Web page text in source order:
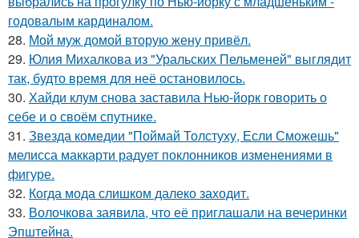
годовалым кардиналом.
28. Мой муж домой вторую жену привёл.
29. Юлия Михалкова из "Уральских Пельменей" выглядит
так, будто время для неё остановилось.
30. Хайди клум снова заставила Нью-йорк говорить о
себе и о своём спутнике.
31. Звезда комедии "Поймай Толстуху, Если Сможешь"
мелисса маккарти радует поклонников изменениями в
фигуре.
32. Когда мода слишком далеко заходит.
33. Волочкова заявила, что её приглашали на вечеринки
Эпштейна.